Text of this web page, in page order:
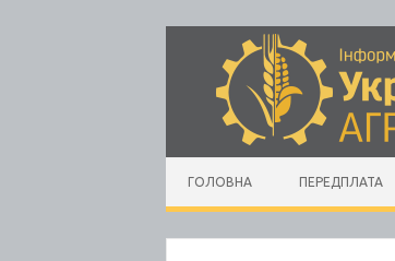
Skip to content
ГОЛОВНА ПЕРЕДПЛАТА